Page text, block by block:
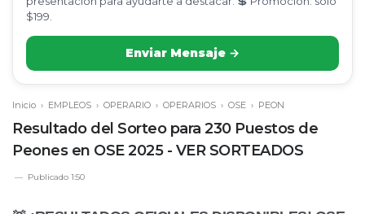
$199.
Enviar Mensaje →
Inicio › EMPLEOS › OPERARIO › OPERARIOS › OSE › PEON
Resultado del Sorteo para 230 Puestos de
Peones en OSE 2025 - VER SORTEADOS
Publicado 1:50